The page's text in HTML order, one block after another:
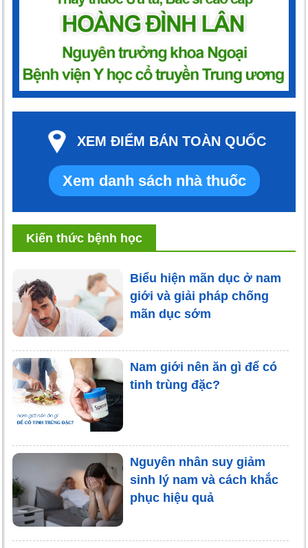
XEM ĐIỂM BÁN TOÀN QUỐC
Xem danh sách nhà thuốc
Kiến thức bệnh học
Biểu hiện mãn dục ở nam
giới và giải pháp chống
mãn dục sớm
Nam giới nên ăn gì để có
tinh trùng đặc?
Nguyên nhân suy giảm
sinh lý nam và cách khắc
phục hiệu quả